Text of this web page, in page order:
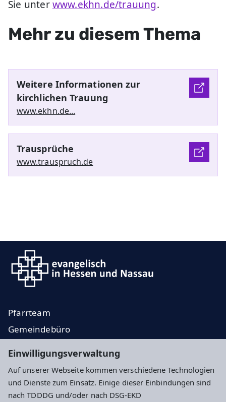
Einwilligungsverwaltung
Auf unserer Webseite kommen verschiedene Technologien
und Dienste zum Einsatz. Einige dieser Einbindungen sind
nach TDDDG und/oder nach DSG-EKD
Sie unterwww.ekhn.de/trauung.
Mehr zu diesem Thema
Weitere Informationen zur
kirchlichen Trauung
www.ekhn.de...
Trausprüche
www.trauspruch.de
Pfarrteam
Gemeindebüro
Konzerte
Cookie-Einstellungen